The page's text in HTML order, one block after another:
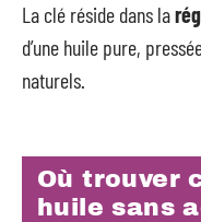
La clé réside dans la
d’une huile pure,
naturels.
Où trouver
huile sans